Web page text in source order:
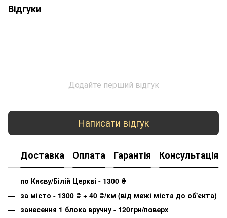
Відгуки
Додайте перший відгук
Написати відгук
Доставка Оплата Гарантія Консультація
по Києву/Білій Церкві - 1300 ₴
за місто - 1300 ₴ + 40 ₴/км (від межі міста до об'єкта)
занесення 1 блока вручну - 120грн/поверх